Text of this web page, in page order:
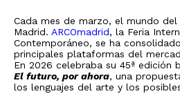
Cada mes de marzo, el mundo
Madrid. ARCOmadrid, la Feria
Contemporáneo, se ha
principales plataformas del
En 2026 celebraba su 45ª edición
El futuro, por ahora, una
los lenguajes del arte y los